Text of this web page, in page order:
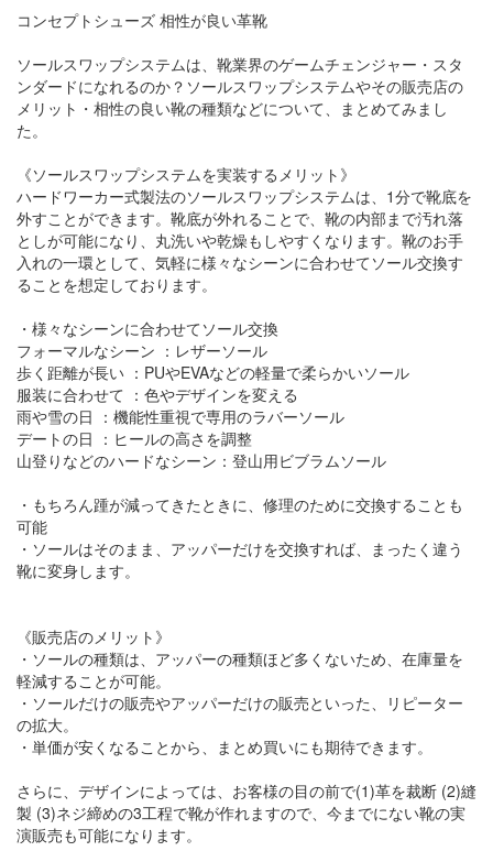
コンセプトシューズ 相性が良い革靴
ソールスワップシステムは、靴業界のゲームチェンジャー・スタ
ンダードになれるのか？ソールスワップシステムやその販売店の
メリット・相性の良い靴の種類などについて、まとめてみまし
た。
《ソールスワップシステムを実装するメリット》
ハードワーカー式製法のソールスワップシステムは、1分で靴底を
外すことができます。靴底が外れることで、靴の内部まで汚れ落
としが可能になり、丸洗いや乾燥もしやすくなります。靴のお手
入れの一環として、気軽に様々なシーンに合わせてソール交換す
ることを想定しております。
・様々なシーンに合わせてソール交換
フォーマルなシーン ：レザーソール
歩く距離が長い ：PUやEVAなどの軽量で柔らかいソール
服装に合わせて ：色やデザインを変える
雨や雪の日 ：機能性重視で専用のラバーソール
デートの日 ：ヒールの高さを調整
山登りなどのハードなシーン：登山用ビブラムソール
・もちろん踵が減ってきたときに、修理のために交換することも
可能
・ソールはそのまま、アッパーだけを交換すれば、まったく違う
靴に変身します。
《販売店のメリット》
・ソールの種類は、アッパーの種類ほど多くないため、在庫量を
軽減することが可能。
・ソールだけの販売やアッパーだけの販売といった、リピーター
の拡大。
・単価が安くなることから、まとめ買いにも期待できます。
さらに、デザインによっては、お客様の目の前で(1)革を裁断 (2)縫
製 (3)ネジ締めの3工程で靴が作れますので、今までにない靴の実
演販売も可能になります。